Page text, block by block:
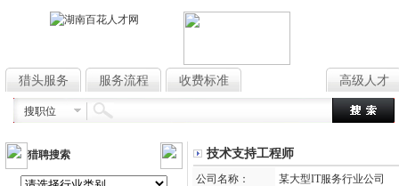
猎头服务 服务流程 收费标准 高级人才
搜职位
猎聘搜索 技术支持工程师
公司名称：
某大型IT服务行业公司